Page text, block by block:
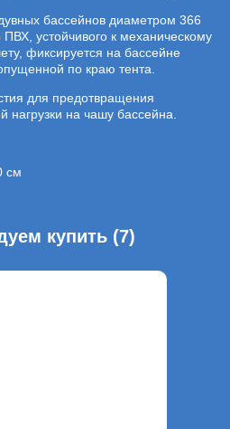
бассейнов диаметром 366
ПВХ, устойчивого к механическому
фиксируется на бассейне
по краю тента.
для предотвращения
нагрузки на чашу бассейна.
см
купить (7)